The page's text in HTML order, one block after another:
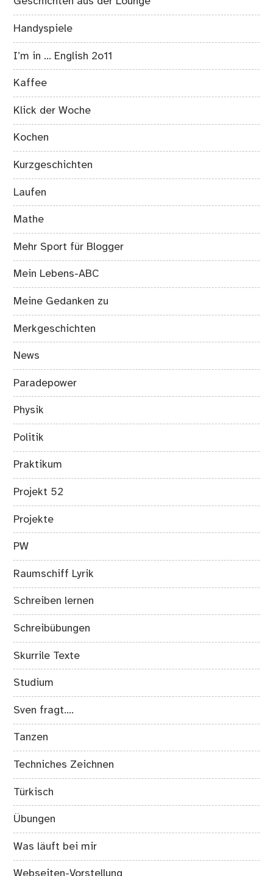
Handyspiele
I’m in … English 2o11
Kaffee
Klick der Woche
Kochen
Kurzgeschichten
Laufen
Mathe
Mehr Sport für Blogger
Mein Lebens-ABC
Meine Gedanken zu
Merkgeschichten
News
Paradepower
Physik
Politik
Praktikum
Projekt 52
Projekte
PW
Raumschiff Lyrik
Schreiben lernen
Schreibübungen
Skurrile Texte
Studium
Sven fragt….
Tanzen
Techniches Zeichnen
Türkisch
Übungen
Was läuft bei mir
Webseiten-Vorstellung